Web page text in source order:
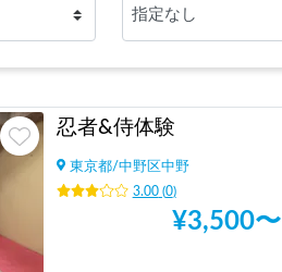
忍者&侍体験
東京都/中野区中野
3.00(0)
¥3,500〜